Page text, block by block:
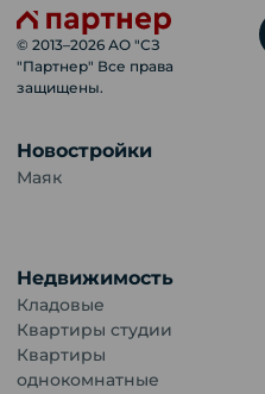
© 2013–2026 АО "СЗ
"Партнер" Все права
защищены.
Новостройки
Маяк
Недвижимость
Кладовые
Квартиры студии
Квартиры
однокомнатные